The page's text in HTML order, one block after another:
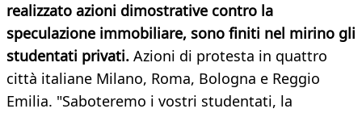
realizzato azioni dimostrative contro la
speculazione immobiliare, sono finiti nel mirino gli
studentati privati. Azioni di protesta in quattro
città italiane Milano, Roma, Bologna e Reggio
Emilia. "Saboteremo i vostri studentati, la